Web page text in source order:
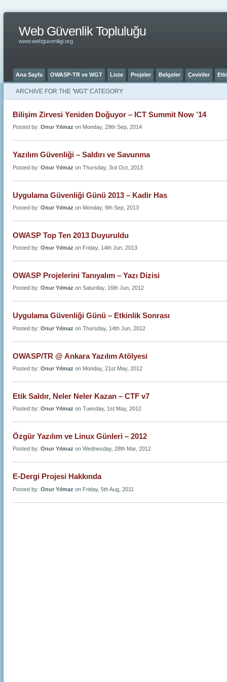
Web Güvenlik Topluluğu
www.webguvenligi.org
Ana Sayfa OWASP-TR ve WGT Liste Projeler Belgeler Çeviriler
ARCHIVE FOR THE 'WGT' CATEGORY
Bilişim Zirvesi Yeniden Doğuyor – ICT Summit Now ’14
Posted by: Onur Yılmaz on Monday, 29th Sep, 2014
Yazılım Güvenliği – Saldırı ve Savunma
Posted by: Onur Yılmaz on Thursday, 3rd Oct, 2013
Uygulama Güvenliği Günü 2013 – Kadir Has
Posted by: Onur Yılmaz on Monday, 9th Sep, 2013
OWASP Top Ten 2013 Duyuruldu
Posted by: Onur Yılmaz on Friday, 14th Jun, 2013
OWASP Projelerini Tanıyalım – Yazı Dizisi
Posted by: Onur Yılmaz on Saturday, 16th Jun, 2012
Uygulama Güvenliği Günü – Etkinlik Sonrası
Posted by: Onur Yılmaz on Thursday, 14th Jun, 2012
OWASP/TR @ Ankara Yazılım Atölyesi
Posted by: Onur Yılmaz on Monday, 21st May, 2012
Etik Saldır, Neler Neler Kazan – CTF v7
Posted by: Onur Yılmaz on Tuesday, 1st May, 2012
Özgür Yazılım ve Linux Günleri – 2012
Posted by: Onur Yılmaz on Wednesday, 28th Mar, 2012
E-Dergi Projesi Hakkında
Posted by: Onur Yılmaz on Friday, 5th Aug, 2011